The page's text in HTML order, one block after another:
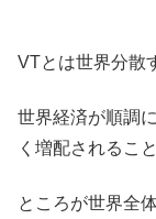
VTとは世界分散
世界経済が順調
く増配されるこ
ところが世界全